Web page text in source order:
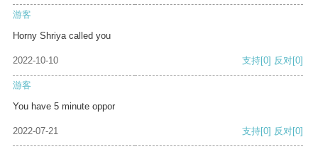
游客
Horny Shriya called you
2022-10-10 支持[0] 反对[0]
游客
You have 5 minute oppor
2022-07-21 支持[0] 反对[0]